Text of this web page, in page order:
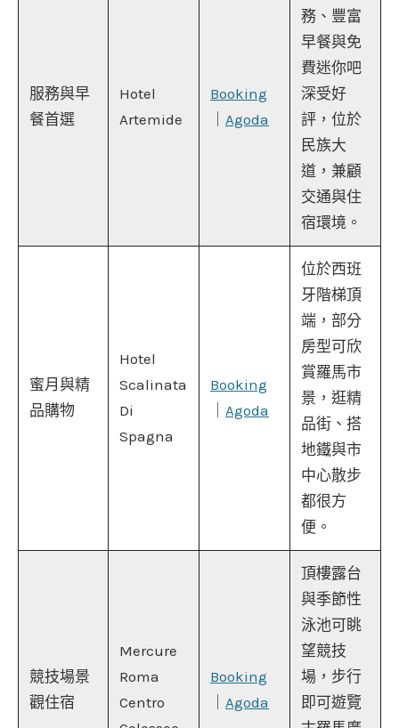
服務與早
餐首選
Hotel
Artemide
Booking
Agoda
務、豐富
早餐與免
費迷你吧
深受好
評，位於
民族大
道，兼顧
交通與住
宿環境。
蜜月與精
品購物
Hotel
Scalinata
Di
Spagna
Booking
Agoda
位於西班
牙階梯頂
端，部分
房型可欣
賞羅馬市
景，逛精
品街、搭
地鐵與市
中心散步
都很方
便。
競技場景
觀住宿
Mercure
Roma
Centro
Booking
Agoda
頂樓露台
與季節性
泳池可眺
望競技
場，步行
即可遊覽